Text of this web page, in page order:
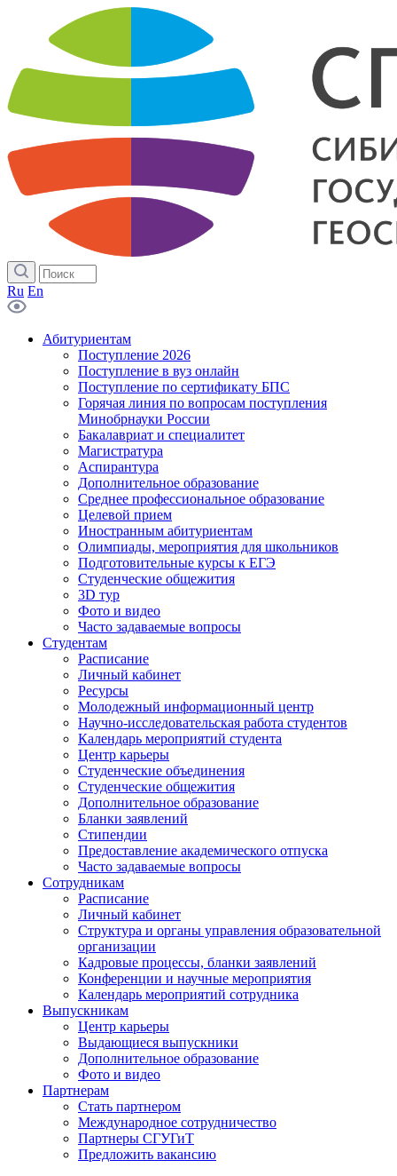
Ru En
Абитуриентам
Поступление 2026
Поступление в вуз онлайн
Поступление по сертификату БПС
Горячая линия по вопросам поступления
Минобрнауки России
Бакалавриат и специалитет
Магистратура
Аспирантура
Дополнительное образование
Среднее профессиональное образование
Целевой прием
Иностранным абитуриентам
Олимпиады, мероприятия для школьников
Подготовительные курсы к ЕГЭ
Студенческие общежития
3D тур
Фото и видео
Часто задаваемые вопросы
Студентам
Расписание
Личный кабинет
Ресурсы
Молодежный информационный центр
Научно-исследовательская работа студентов
Календарь мероприятий студента
Центр карьеры
Студенческие объединения
Студенческие общежития
Дополнительное образование
Бланки заявлений
Стипендии
Предоставление академического отпуска
Часто задаваемые вопросы
Сотрудникам
Расписание
Личный кабинет
Структура и органы управления образовательной
организации
Кадровые процессы, бланки заявлений
Конференции и научные мероприятия
Календарь мероприятий сотрудника
Выпускникам
Центр карьеры
Выдающиеся выпускники
Дополнительное образование
Фото и видео
Партнерам
Стать партнером
Международное сотрудничество
Партнеры СГУГиТ
Предложить вакансию